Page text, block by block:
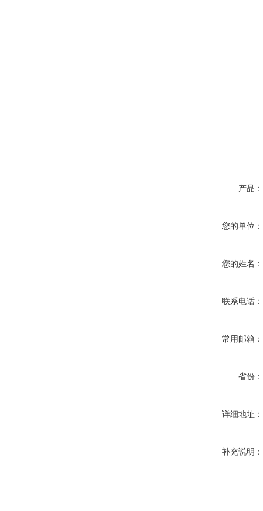
产品：
您的单位：
您的姓名：
联系电话：
常用邮箱：
省份：
详细地址：
补充说明：